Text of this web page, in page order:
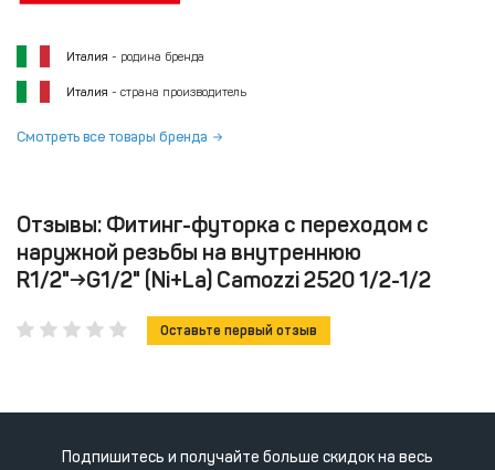
Италия - родина бренда
Италия - страна производитель
Смотреть все товары бренда
Отзывы: Фитинг-футорка с переходом с
наружной резьбы на внутреннюю
R1/2"→G1/2" (Ni+La) Camozzi 2520 1/2-1/2
Оставьте первый отзыв
Подпишитесь и получайте больше скидок на весь